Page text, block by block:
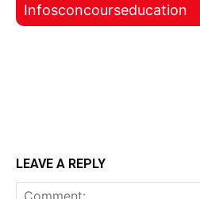
Infosconcourseducation
LEAVE A REPLY